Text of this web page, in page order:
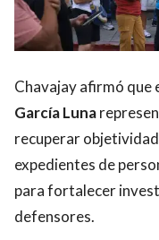
Chavajay afirmó que
García Luna
recuperar
expedientes de
para fortalecer
defensores.